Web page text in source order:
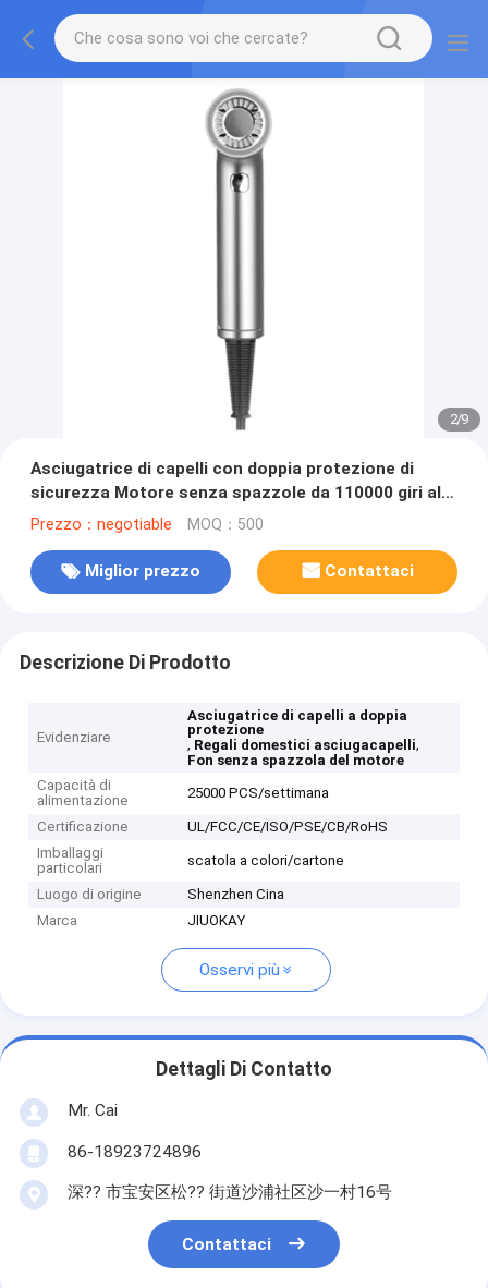
2/9
Asciugatrice di capelli con doppia protezione di
sicurezza Motore senza spazzole da 110000 giri al
minuto per regali domestici
Prezzo：negotiable MOQ：500
Miglior prezzo Contattaci
Descrizione Di Prodotto
Evidenziare
Asciugatrice di capelli a doppia
protezione
, Regali domestici asciugacapelli,
Fon senza spazzola del motore
Capacità di
alimentazione
25000 PCS/settimana
Certificazione
UL/FCC/CE/ISO/PSE/CB/RoHS
Imballaggi
particolari
scatola a colori/cartone
Luogo di origine
Shenzhen Cina
Marca
JIUOKAY
Osservi più
Dettagli Di Contatto
Mr. Cai
86-18923724896
深?? 市宝安区松?? 街道沙浦社区沙一村16号
Contattaci